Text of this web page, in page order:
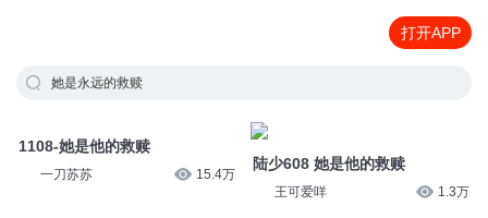
打开APP
她是永远的救赎
1108-她是他的救赎
一刀苏苏 15.4万
陆少608 她是他的救赎
王可爱咩 1.3万